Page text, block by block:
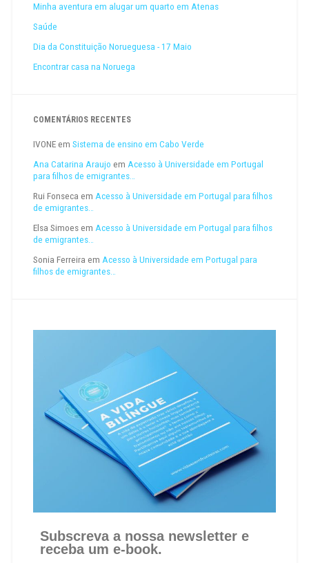
Minha aventura em alugar um quarto em Atenas
Saúde
Dia da Constituição Norueguesa - 17 Maio
Encontrar casa na Noruega
COMENTÁRIOS RECENTES
IVONEem Sistema de ensino em Cabo Verde
Ana Catarina Araujo em Acesso à Universidade em Portugal
para filhos de emigrantes…
Rui Fonseca em Acesso à Universidade em Portugal para filhos
de emigrantes…
Elsa Simoesem Acesso à Universidade em Portugal para filhos
de emigrantes…
Sonia Ferreira em Acesso à Universidade em Portugal para
filhos de emigrantes…
Subscreva a nossa newsletter e
receba um e-book.